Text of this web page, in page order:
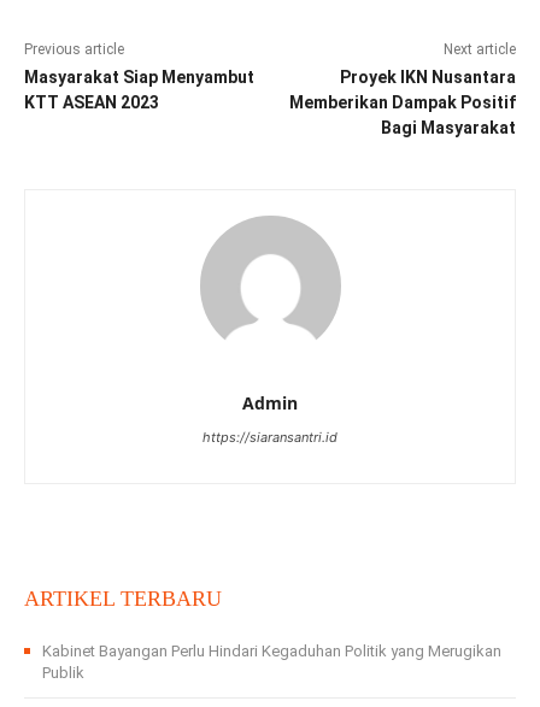
Previous article
Masyarakat Siap Menyambut
KTT ASEAN 2023
Next article
Proyek IKN Nusantara
Memberikan Dampak Positif
Bagi Masyarakat
Admin
https://siaransantri.id
ARTIKEL TERBARU
Kabinet Bayangan Perlu Hindari Kegaduhan Politik yang Merugikan
Publik